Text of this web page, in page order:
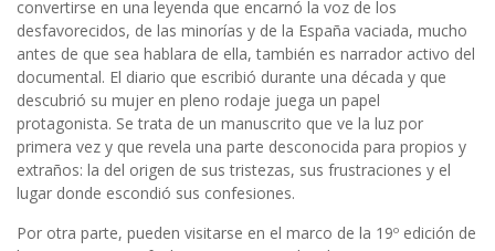
convertirse en una leyenda que encarnó la voz de los
desfavorecidos, de las minorías y de la España vaciada, mucho
antes de que sea hablara de ella, también es narrador activo del
documental. El diario que escribió durante una década y que
descubrió su mujer en pleno rodaje juega un papel
protagonista. Se trata de un manuscrito que ve la luz por
primera vez y que revela una parte desconocida para propios y
extraños: la del origen de sus tristezas, sus frustraciones y el
lugar donde escondió sus confesiones.
Por otra parte, pueden visitarse en el marco de la 19º edición de